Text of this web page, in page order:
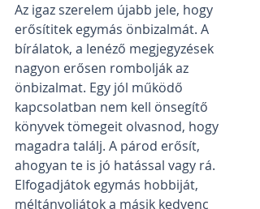
Az igaz szerelem újabb jele, hogy
erősítitek egymás önbizalmát. A
bírálatok, a lenéző megjegyzések
nagyon erősen rombolják az
önbizalmat. Egy jól működő
kapcsolatban nem kell önsegítő
könyvek tömegeit olvasnod, hogy
magadra találj. A párod erősít,
ahogyan te is jó hatással vagy rá.
Elfogadjátok egymás hobbiját,
méltányoljátok a másik kedvenc